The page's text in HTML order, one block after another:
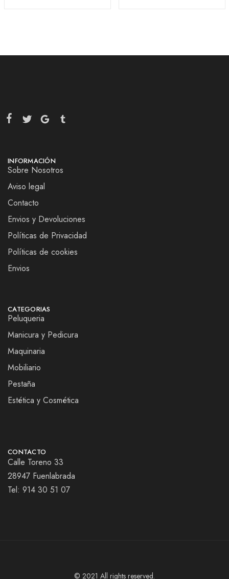
INFORMACIÓN
Sobre Nosotros
Aviso legal
Contacto
Envios y Devoluciones
Políticas de Privacidad
Políticas de cookies
Envios
CATEGORIAS
Peluqueria
Manicura y Pedicura
Maquinaria
Mobiliario
Pestaña
Estética y Cosmética
CONTACTO
Calle Toreno 33
28947 Fuenlabrada
Tel: 914 30 51 07
© 2021 All rights reserved.